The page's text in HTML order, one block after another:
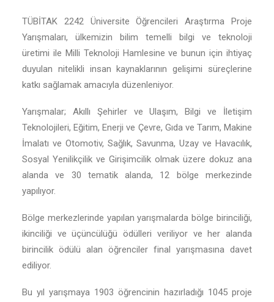
TÜBİTAK 2242 Üniversite Öğrencileri Araştırma Proje
Yarışmaları, ülkemizin bilim temelli bilgi ve teknoloji
üretimi ile Milli Teknoloji Hamlesine ve bunun için ihtiyaç
duyulan nitelikli insan kaynaklarının gelişimi süreçlerine
katkı sağlamak amacıyla düzenleniyor.
Yarışmalar; Akıllı Şehirler ve Ulaşım, Bilgi ve İletişim
Teknolojileri, Eğitim, Enerji ve Çevre, Gıda ve Tarım, Makine
İmalatı ve Otomotiv, Sağlık, Savunma, Uzay ve Havacılık,
Sosyal Yenilikçilik ve Girişimcilik olmak üzere dokuz ana
alanda ve 30 tematik alanda, 12 bölge merkezinde
yapılıyor.
Bölge merkezlerinde yapılan yarışmalarda bölge birinciliği,
ikinciliği ve üçüncülüğü ödülleri veriliyor ve her alanda
birincilik ödülü alan öğrenciler final yarışmasına davet
ediliyor.
Bu yıl yarışmaya 1903 öğrencinin hazırladığı 1045 proje